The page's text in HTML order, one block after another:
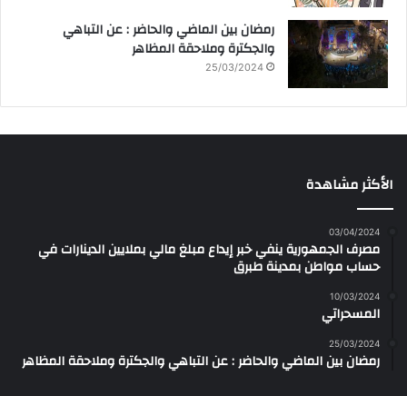
رمضان بين الماضي والحاضر : عن التباهي
والجكترة وملاحقة المظاهر
25/03/2024
الأكثر مشاهدة
03/04/2024
مصرف الجمهورية ينفي خبر إيداع مبلغ مالي بملايين الدينارات في
حساب مواطن بمدينة طبرق
10/03/2024
المسحراتي
25/03/2024
رمضان بين الماضي والحاضر : عن التباهي والجكترة وملاحقة المظاهر